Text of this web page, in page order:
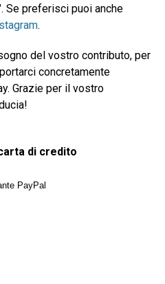
Se preferisci puoi anche
.
del vostro contributo, per
concretamente
Grazie per il vostro
di credito